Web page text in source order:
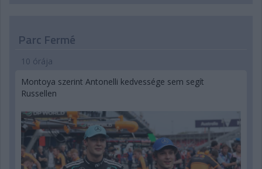
Parc Fermé
10 órája
Montoya szerint Antonelli kedvessége sem segít
Russellen